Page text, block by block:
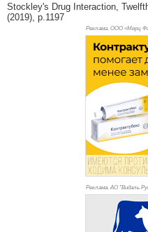
Stockley's Drug Interaction,
(2019), p.1197
Реклама. ООО «Мерц
Реклама. АО "Видаль